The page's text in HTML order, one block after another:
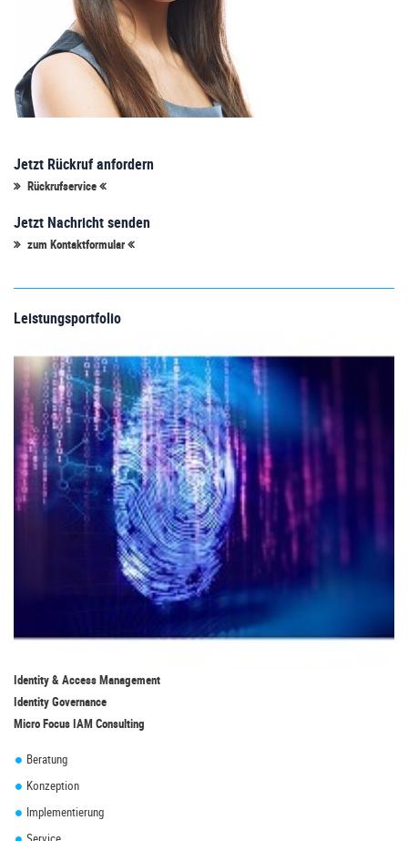
Jetzt Rückruf anfordern
Rückrufservice
Jetzt Nachricht senden
zum Kontaktformular
Leistungsportfolio
Identity & Access Management
Identity Governance
Micro Focus IAM Consulting
Beratung
Konzeption
Implementierung